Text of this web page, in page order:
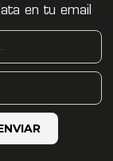
en tu email